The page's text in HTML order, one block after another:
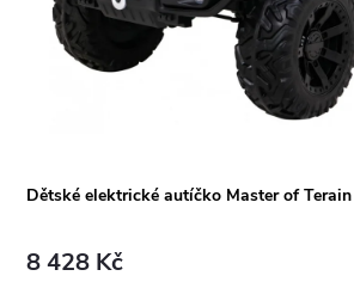
Dětské elektrické autíčko Master of Terain
8 428 Kč